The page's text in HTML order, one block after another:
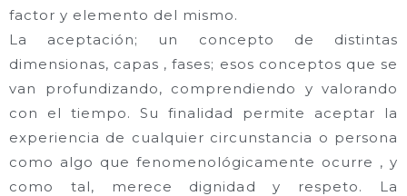
factor y elemento del mismo.
La aceptación; un concepto de distintas
dimensionas, capas , fases; esos conceptos que se
van profundizando, comprendiendo y valorando
con el tiempo. Su finalidad permite aceptar la
experiencia de cualquier circunstancia o persona
como algo que fenomenológicamente ocurre , y
como tal, merece dignidad y respeto. La